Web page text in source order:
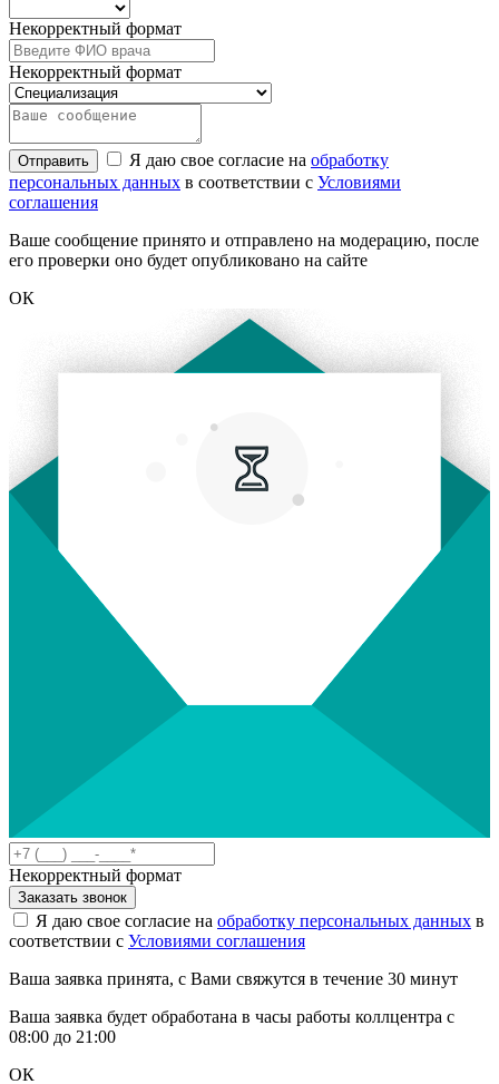
Некорректный формат
Некорректный формат
Отправить Я даю свое согласие на обработку
персональных данных в соответствии с Условиями
соглашения
Ваше сообщение принято и отправлено на модерацию, после
его проверки оно будет опубликовано на сайте
ОК
Некорректный формат
Заказать звонок
Я даю свое согласие на обработку персональных данных в
соответствии с Условиями соглашения
Ваша заявка принята, с Вами свяжутся в течение 30 минут
Ваша заявка будет обработана в часы работы коллцентра с
08:00 до 21:00
ОК